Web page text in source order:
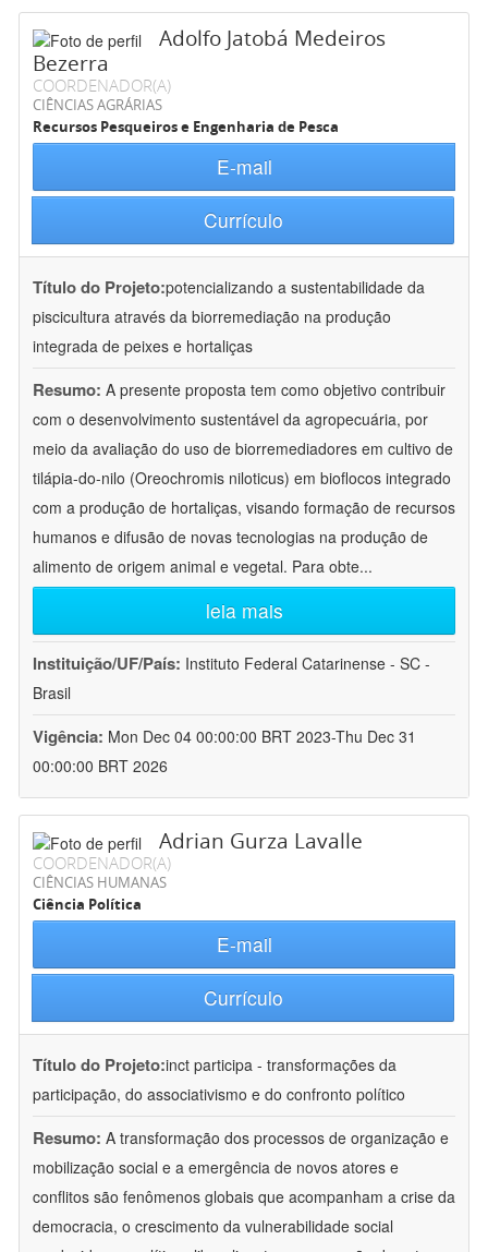
Adolfo Jatobá Medeiros
Bezerra
COORDENADOR(A)
CIÊNCIAS AGRÁRIAS
Recursos Pesqueiros e Engenharia de Pesca
E-mail
Currículo
Título do Projeto:potencializando a sustentabilidade da
piscicultura através da biorremediação na produção
integrada de peixes e hortaliças
Resumo: A presente proposta tem como objetivo contribuir
com o desenvolvimento sustentável da agropecuária, por
meio da avaliação do uso de biorremediadores em cultivo de
tilápia-do-nilo (Oreochromis niloticus) em bioflocos integrado
com a produção de hortaliças, visando formação de recursos
humanos e difusão de novas tecnologias na produção de
alimento de origem animal e vegetal. Para obte...
leia mais
Instituição/UF/País: Instituto Federal Catarinense - SC -
Brasil
Vigência: Mon Dec 04 00:00:00 BRT 2023-Thu Dec 31
00:00:00 BRT 2026
Adrian Gurza Lavalle
COORDENADOR(A)
CIÊNCIAS HUMANAS
Ciência Política
E-mail
Currículo
Título do Projeto:inct participa - transformações da
participação, do associativismo e do confronto político
Resumo: A transformação dos processos de organização e
mobilização social e a emergência de novos atores e
conflitos são fenômenos globais que acompanham a crise da
democracia, o crescimento da vulnerabilidade social